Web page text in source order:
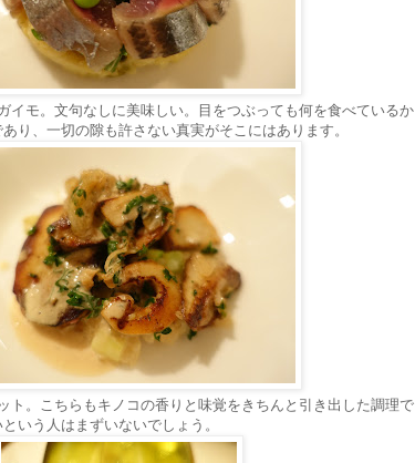
イモ。文句なしに美味しい。目をつぶっても何を食べているか
り、一切の隙も許さない真実がそこにはあります。
ト。こちらもキノコの香りと味覚をきちんと引き出した調理で
いう人はまずいないでしょう。